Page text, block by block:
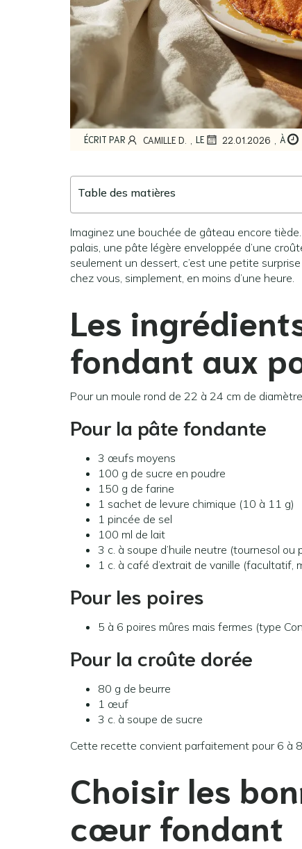
ÉCRIT PAR CAMILLE D. , LE 22.01.2026 , À
Table des matières
Imaginez une bouchée de gâteau encore
palais, une pâte légère enveloppée d’une
seulement un dessert, c’est une petite
chez vous, simplement, en moins d’une heure.
Les
fondant aux
Pour un moule rond de 22 à 24 cm de
Pour la pâte fondante
3 œufs moyens
100 g de sucre en poudre
150 g de farine
1 sachet de levure chimique (10 à 11 g)
1 pincée de sel
100 ml de lait
3 c. à soupe d’huile neutre (tournesol ou
1 c. à café d’extrait de vanille (facultatif,
Pour les poires
5 à 6 poires mûres mais fermes (type
Pour la croûte dorée
80 g de beurre
1 œuf
3 c. à soupe de sucre
Cette recette convient parfaitement pour 6 à
Choisir les
cœur fondant